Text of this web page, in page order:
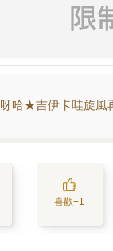
呀哈★吉伊卡哇旋風
喜歡+1